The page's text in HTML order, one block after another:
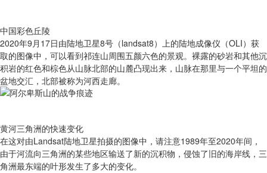
中国彩色丘陵
2020年9月17日由陆地卫星8号（landsat8）上的陆地成像仪（OLI）获
取的图像中，可以看到祁连山周围五颜六色的景观。裸露的砂岩和其他沉
积岩的红色和棕色从山脉北部的山麓凸现出来，山脉在那里与一个平坦的
盆地交汇，北部被称为河西走廊。
黄河三角洲的快速变化
在这对由Landsat陆地卫星拍摄的图像中，请注意1989年至2020年间，
由于河流向三角洲的某些地区输送了新的沉积物，侵蚀了旧的海岸线，三
角洲最东端的叶形发生了多大的变化。